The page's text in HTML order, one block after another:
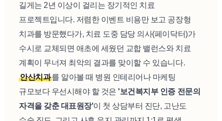
길게는 2년 이상이 걸리는 장기적인 치료
프로젝트입니다. 저렴한 이벤트 비용만 보고 공장형
치과를 방문했다가, 치료 도중 담당 의사(페이닥터)가
수시로 교체되면 애초에 세웠던 교합 밸런스와 치료
계획이 무너져 최악의 결과를 맞이할 수 있습니다.
안산치과를 알아볼 때 병원 인테리어나 마케팅
규모보다 우선시해야 할 것은'보건복지부 인증 전문의
자격을 갖춘 대표원장'이 첫 상담부터 진단, 고난도